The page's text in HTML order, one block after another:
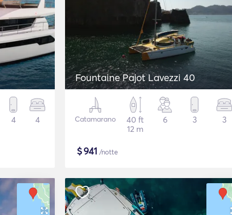
4 4
Fountaine Pajot Lavezzi 40
Catamarano
40 ft
12 m
6 3 3
$941 /notte